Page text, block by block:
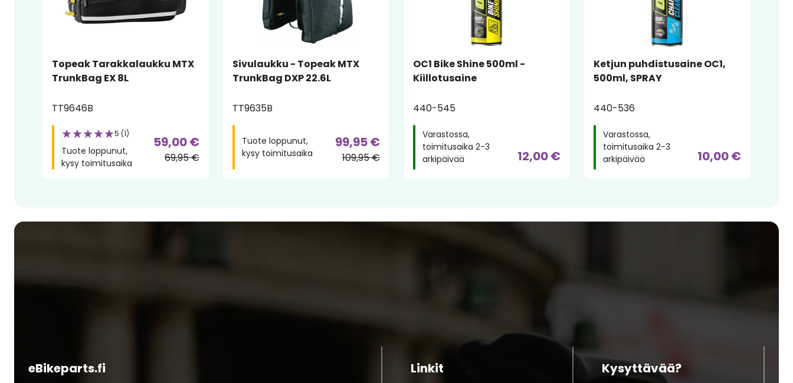
Topeak Tarakkalaukku MTX
TrunkBag EX 8L
TT9646B
5 (1)
Tuote loppunut,
kysy toimitusaika
59,00 €
69,95 €
Sivulaukku - Topeak MTX
TrunkBag DXP 22.6L
TT9635B
Tuote loppunut,
kysy toimitusaika
99,95 €
109,95 €
OC1 Bike Shine 500ml -
Kiillotusaine
440-545
Varastossa,
toimitusaika 2-3
arkipäivää
12,00 €
Ketjun puhdistusaine OC1,
500ml, SPRAY
440-536
Varastossa,
toimitusaika 2-3
arkipäivää
10,00 €
eBikeparts.fi Linkit Kysyttävää?